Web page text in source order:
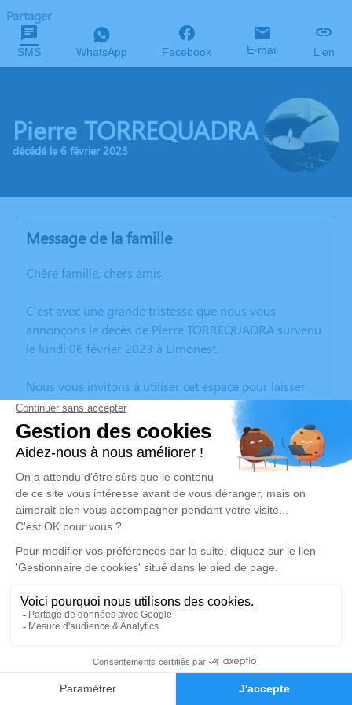
Faire-part Hommages
Partager
SMS WhatsApp Facebook E-mail Lien
Pierre TORREQUADRA
décédé le 6 février 2023
Message de la famille
Chère famille, chers amis,
C’est avec une grande tristesse que nous vous
annonçons le décès de Pierre TORREQUADRA survenu
le lundi 06 février 2023 à Limonest.
Nous vous invitons à utiliser cet espace pour laisser
vos condoléances, partager des photos souvenirs, une
anecdote ou exprimer vos pensées à travers des
poèmes ou des textes. Cet endroit est un lieu
d'expression dédié à honorer la mémoire de Pierre
TORREQUADRA.
Un service de plantation d’arbre hommage est
disponible ici
Cérémonie
Eglise Saints Cyr et Blaise rue de l'Eglise
69380 Civrieux d'Azergues